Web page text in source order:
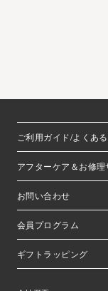
会員登録の申し込
また一度承認した
が判明した場合は
す。
個人利用以外に
当サイトを利用す
る情報もコピー、
掲載内容について
当社が提供する当
ご利用ガイド/よくあ
アフターケア＆お修理
お問い合わせ
会員プログラム
ギフトラッピング